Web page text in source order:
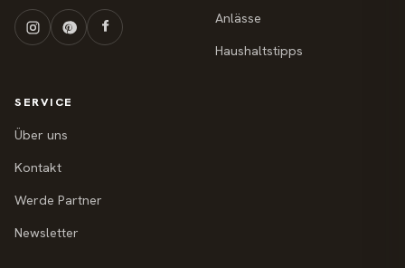
Anlässe
Haushaltstipps
SERVICE
Über uns
Kontakt
Werde Partner
Newsletter